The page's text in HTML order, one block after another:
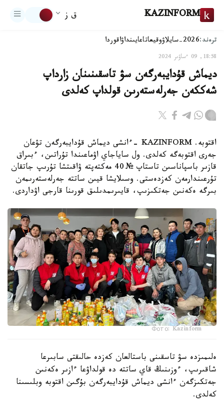
KAZINFORM ق ز
ترەند:2026-سايلاۋ وقيعاتاعايىنداۋاقوردا
18:58, 09 ءساۋىر 2024
ديماش قۇدايبەرگەن سۋ تاسقىنىنان زارداپ
شەككەن جەرلەستەرىن قولداپ كەلدى
اقتوبە. KAZINFORM -ءانشى ديماش قۇدايبەرگەن تۋعان
جەرى اقتوبەگە كەلدى. ول ساياجاي اۋماعىندا تۇراتىن، ءبىراق
قازىر باسپاناسىن تاستاپ № 40 مەكتەپتە ۋاقىتشا تۇرىپ جاتقان
تۇرعىندارمەن كەزدەستى. وسىلايشا قيىن ساتتە جەرلەستەرىمەن
بىرگە ەكەنىن جەتكىزىپ، قايىرىمدىلىق قورىنا قارجى اۋداردى.
Фото: Kazinform
ەلىمىزدە سۋ تاسقىنى باستالعان كەزدە حالىقتى سابىرعا
شاقىرىپ، ءوزىنىڭ قاي ساتتە دە قولداۋعا ءازىر ەكەنىن
جەتكىزگەن ءانشى ديماش قۇدايبەرگەن بۇگىن اقتوبە وبلىسىنا
كەلدى.